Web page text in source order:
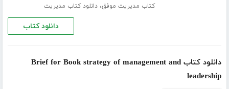
کتاب مدیریت موفق،دانلود کتاب مدیریت
دانلود کتاب
دانلود کتاب Brief for Book strategy of management and
leadership